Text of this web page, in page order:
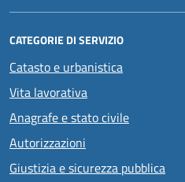
CATEGORIE DI SERVIZIO
Catasto e urbanistica
Vita lavorativa
Anagrafe e stato civile
Autorizzazioni
Giustizia e sicurezza pubblica